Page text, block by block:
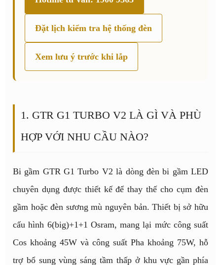
Đặt lịch kiểm tra hệ thống đèn
Xem lưu ý trước khi lắp
1. GTR G1 TURBO V2 LÀ GÌ VÀ PHÙ
HỢP VỚI NHU CẦU NÀO?
Bi gầm GTR G1 Turbo V2 là dòng đèn bi gầm LED
chuyên dụng được thiết kế để thay thế cho cụm đèn
gầm hoặc đèn sương mù nguyên bản. Thiết bị sở hữu
cấu hình 6(big)+1+1 Osram, mang lại mức công suất
Cos khoảng 45W và công suất Pha khoảng 75W, hỗ
trợ bổ sung vùng sáng tầm thấp ở khu vực gần phía